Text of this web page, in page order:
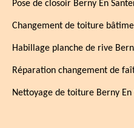
Pose de closoir Berny En
Changement de toiture
Habillage planche de rive
Réparation changement de
Nettoyage de toiture Berny En